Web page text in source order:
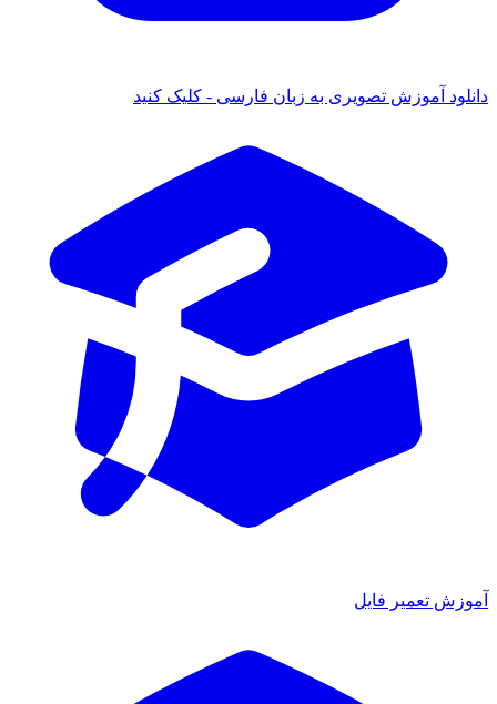
دانلود آموزش تصویری به زبان فارسی - کلیک کنید
آموزش تعمیر فایل